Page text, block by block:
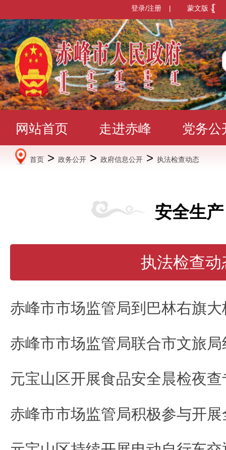
蒙文版
|
登录/注册
网站首页 走进赤峰 党务公
办事服务 政民互动 数据发
首页 > 政务公开 > 政府信息公开 > 执法检查动态
安全生产
执法检查动
元宝山区开展食品安全晨检夜